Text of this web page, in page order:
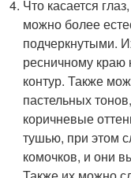
Что касается
можно более
подчеркнутыми.
ресничному
контур. Также
пастельных
коричневые
тушью, при этом
комочков, и они